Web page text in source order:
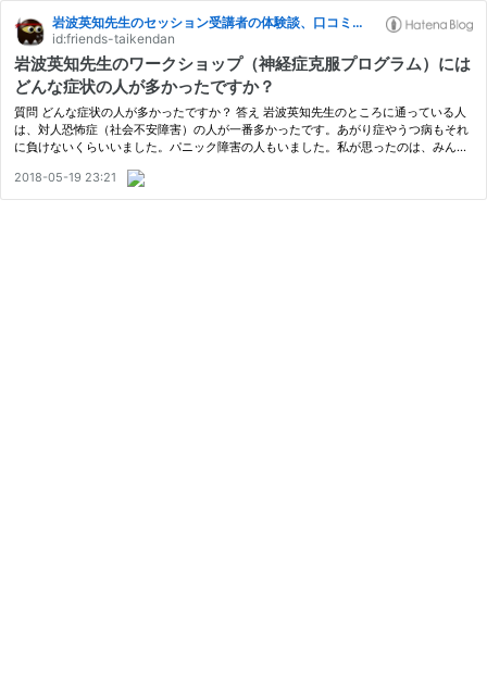
岩波英知先生のセッション受講者の体験談、口コミブログ
id:friends-taikendan
岩波英知先生のワークショップ（神経症克服プログラム）には
どんな症状の人が多かったですか？
質問 どんな症状の人が多かったですか？ 答え 岩波英知先生のところに通っている人
は、対人恐怖症（社会不安障害）の人が一番多かったです。あがり症やうつ病もそれ
に負けないくらいいました。パニック障害の人もいました。私が思ったのは、みんな
2018-05-19 23:21